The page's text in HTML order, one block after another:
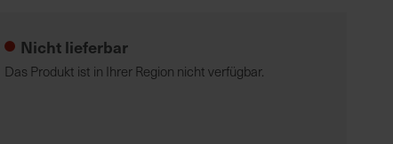
Nicht lieferbar
Das Produkt ist in Ihrer Region nicht verfügbar.